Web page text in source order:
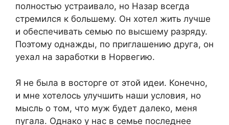
полностью устраивало, но Назар всегда
стремился к большему. Он хотел жить лучше
и обеспечивать семью по высшему разряду.
Поэтому однажды, по приглашению друга, он
уехал на заработки в Норвегию.
Я не была в восторге от этой идеи. Конечно,
и мне хотелось улучшить наши условия, но
мысль о том, что муж будет далеко, меня
пугала. Однако у нас в семье последнее